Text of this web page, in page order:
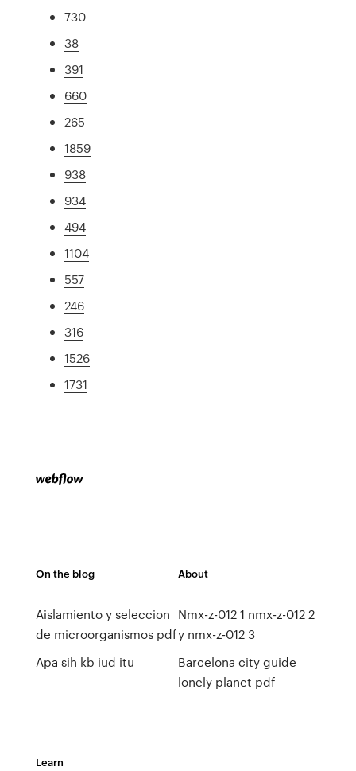
730
38
391
660
265
1859
938
934
494
1104
557
246
316
1526
1731
On the blog
Aislamiento y seleccion
de microorganismos pdf
Apa sih kb iud itu
About
Nmx-z-012 1 nmx-z-012 2
y nmx-z-012 3
Barcelona city guide
lonely planet pdf
Learn